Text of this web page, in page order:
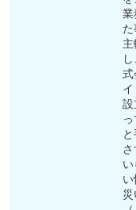
業
主
式
設
災